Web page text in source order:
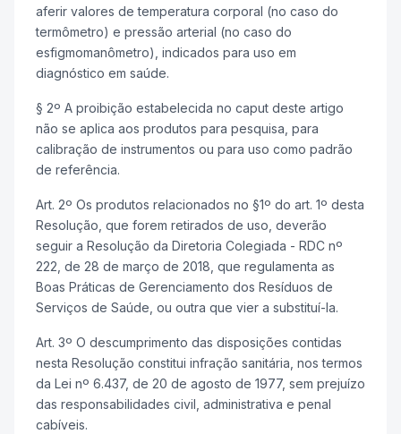
aferir valores de temperatura corporal (no caso do
termômetro) e pressão arterial (no caso do
esfigmomanômetro), indicados para uso em
diagnóstico em saúde.
§ 2º A proibição estabelecida no caput deste artigo
não se aplica aos produtos para pesquisa, para
calibração de instrumentos ou para uso como padrão
de referência.
Art. 2º Os produtos relacionados no §1º do art. 1º desta
Resolução, que forem retirados de uso, deverão
seguir a Resolução da Diretoria Colegiada - RDC nº
222, de 28 de março de 2018, que regulamenta as
Boas Práticas de Gerenciamento dos Resíduos de
Serviços de Saúde, ou outra que vier a substituí-la.
Art. 3º O descumprimento das disposições contidas
nesta Resolução constitui infração sanitária, nos termos
da Lei nº 6.437, de 20 de agosto de 1977, sem prejuízo
das responsabilidades civil, administrativa e penal
cabíveis.